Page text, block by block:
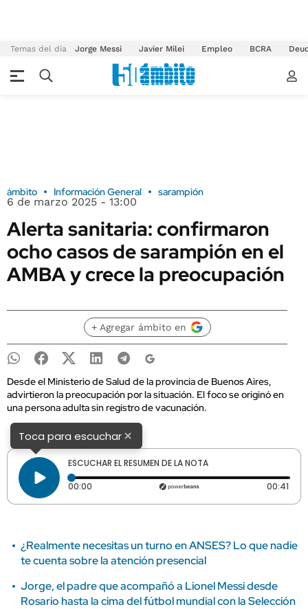
Temas del día Jorge Messi Javier Milei Empleo BCRA
ámbito Información General sarampión
6 de marzo 2025 - 13:00
Alerta sanitaria: confirmaron
ocho casos de sarampión en el
AMBA y crece la preocupación
+ Agregar ámbito en
Desde el Ministerio de Salud de la provincia de Buenos Aires,
advirtieron la preocupación por la situación. El foco se originó en
una persona adulta sin registro de vacunación.
Toca para escuchar×
ESCUCHAR EL RESUMEN DE LA NOTA
00:00 Tiempo transcurrido: 0 segundos 00:41
¿Realmente necesitas un turno en ANSES? Lo que nadie
te cuenta sobre la atención presencial
Jorge, el padre que acompañó a Lionel Messi desde
Rosario hasta la cima del fútbol mundial con la Selección